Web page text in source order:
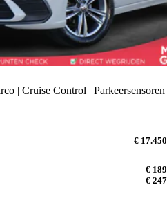
| Cruise Control | Parkeersensoren
€ 17.450
€ 189
€ 247